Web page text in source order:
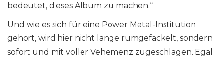
bedeutet, dieses Album zu machen.“
Und wie es sich für eine Power Metal-Institution
gehört, wird hier nicht lange rumgefackelt, sondern
sofort und mit voller Vehemenz zugeschlagen. Egal